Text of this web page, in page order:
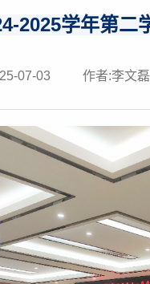
2025学年第二
07-03 作者:李文磊